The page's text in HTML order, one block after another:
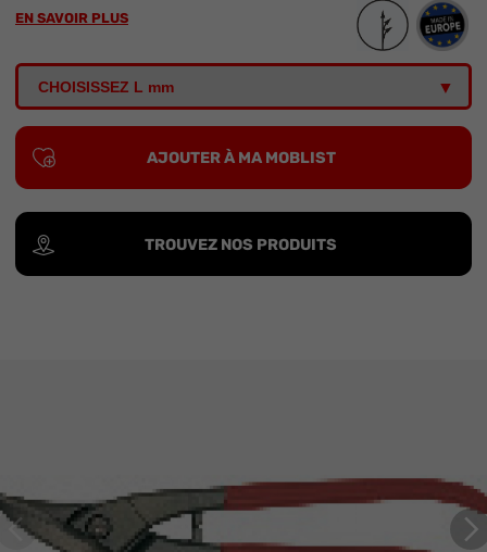
EN SAVOIR PLUS
AJOUTER À MA MOBLIST
TROUVEZ NOS PRODUITS